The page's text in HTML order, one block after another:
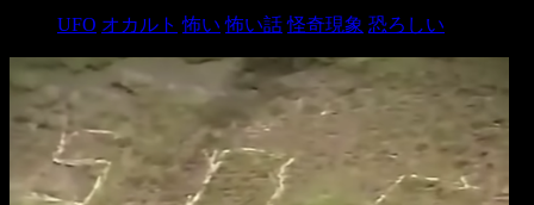
UFO オカルト 怖い 怖い話 怪奇現象 恐ろしい